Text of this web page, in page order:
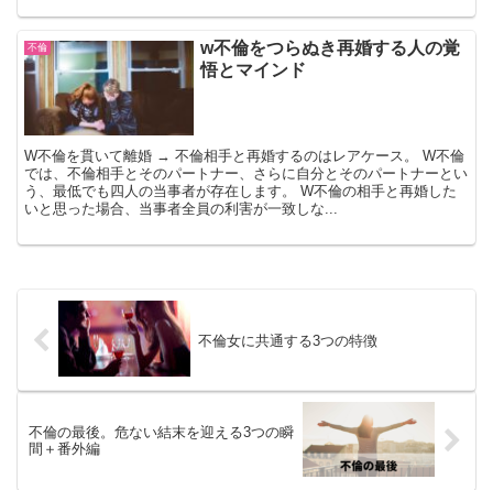
不倫
w不倫をつらぬき再婚する人の覚
悟とマインド
W不倫を貫いて離婚 → 不倫相手と再婚するのはレアケース。 W不倫
では、不倫相手とそのパートナー、さらに自分とそのパートナーとい
う、最低でも四人の当事者が存在します。 W不倫の相手と再婚した
いと思った場合、当事者全員の利害が一致しな...
不倫女に共通する3つの特徴
不倫の最後。危ない結末を迎える3つの瞬
間＋番外編